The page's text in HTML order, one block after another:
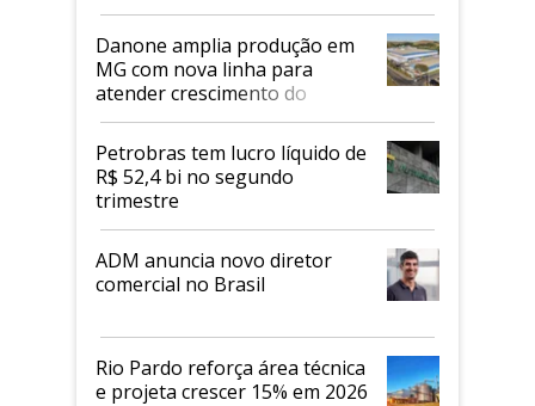
Danone amplia produção em
MG com nova linha para
atender crescimento do
mercado de alimentos
proteicos
Petrobras tem lucro líquido de
R$ 52,4 bi no segundo
trimestre
ADM anuncia novo diretor
comercial no Brasil
Rio Pardo reforça área técnica
e projeta crescer 15% em 2026